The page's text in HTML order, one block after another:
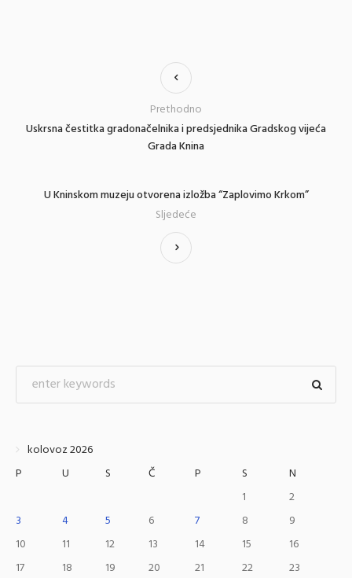
Uskrsna čestitka gradonačelnika i predsjednika Gradskog vijeća
Grada Knina
Prethodno
U Kninskom muzeju otvorena izložba “Zaplovimo Krkom”
Sljedeće
kolovoz 2026
P
U S Č P S
N
1
2
3
4 5 6 7 8
9
10
11 12 13 14 15
16
17
18 19 20 21 22
23